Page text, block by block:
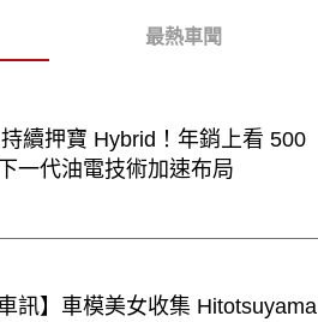
最熱車聞
續押寶 Hybrid！年銷上看 500
一代油電技術加速布局
車訊】車模美女收集 Hitotsuyama